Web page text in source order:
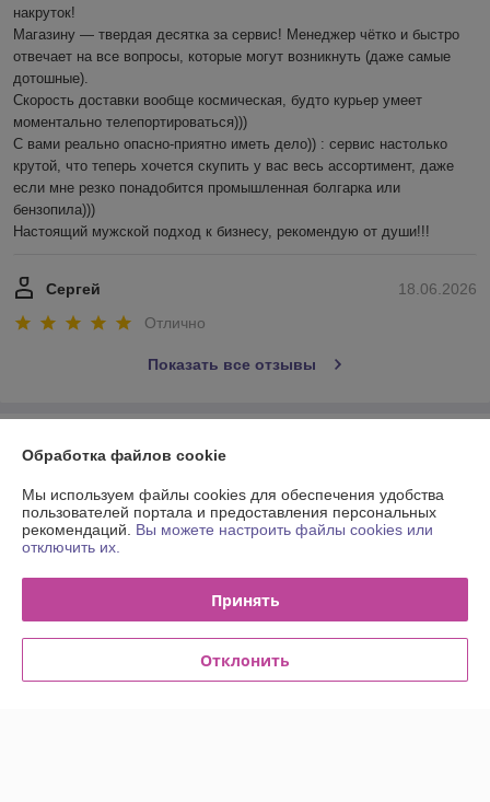
накруток!
Магазину — твердая десятка за сервис! Менеджер чётко и быстро
отвечает на все вопросы, которые могут возникнуть (даже самые
дотошные).
Скорость доставки вообще космическая, будто курьер умеет
моментально телепортироваться)))
С вами реально опасно-приятно иметь дело)) : сервис настолько
крутой, что теперь хочется скупить у вас весь ассортимент, даже
если мне резко понадобится промышленная болгарка или
бензопила)))
Настоящий мужской подход к бизнесу, рекомендую от души!!!
18.06.2026
Сергей
Отлично
Показать все отзывы
Контакты
Доставка и оплата
Полная версия сайта
Обработка файлов cookie
Мы используем файлы cookies для обеспечения удобства
пользователей портала и предоставления персональных
рекомендаций. Вы можете настроить файлы cookies или
отключить их.
Принять
Отклонить